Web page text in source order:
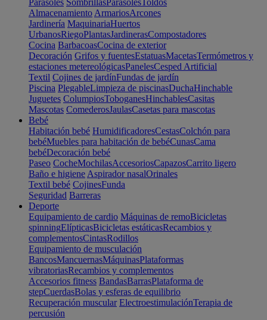
Parasoles SombrillasParasolesToldos
Almacenamiento ArmariosArcones
Jardinería MaquinariaHuertos
UrbanosRiegoPlantasJardinerasCompostadores
Cocina BarbacoasCocina de exterior
Decoración Grifos y fuentesEstatuasMacetasTermómetros y
estaciones metereológicasPanelesCesped Artificial
Textil Cojines de jardínFundas de jardín
Piscina PlegableLimpieza de piscinasDuchaHinchable
Juguetes ColumpiosToboganesHinchablesCasitas
Mascotas ComederosJaulasCasetas para mascotas
Bebé
Habitación bebé HumidificadoresCestasColchón para
bebéMuebles para habitación de bebéCunasCama
bebéDecoración bebé
Paseo CocheMochilasAccesoriosCapazosCarrito ligero
Baño e higiene Aspirador nasalOrinales
Textil bebé CojinesFunda
Seguridad Barreras
Deporte
Equipamiento de cardio Máquinas de remoBicicletas
spinningElípticasBicicletas estáticasRecambios y
complementosCintasRodillos
Equipamiento de musculación
BancosMancuernasMáquinasPlataformas
vibratoriasRecambios y complementos
Accesorios fitness BandasBarrasPlataforma de
stepCuerdasBolas y esferas de equilibrio
Recuperación muscular ElectroestimulaciónTerapia de
percusión